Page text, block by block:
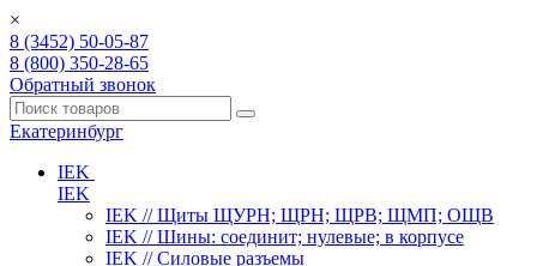
×
8 (3452) 50-05-87
8 (800) 350-28-65
Обратный звонок
Екатеринбург
IEK
IEK
IEK // Щиты ЩУРН; ЩРН; ЩРВ; ЩМП; ОЩВ
IEK // Шины: соединит; нулевые; в корпусе
IEK // Силовые разъемы